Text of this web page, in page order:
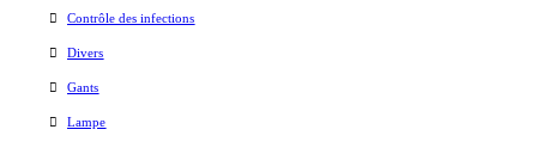
Contrôle des infections
Divers
Gants
Lampe